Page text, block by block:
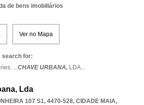
de bens imobiliários
Ver no Mapa
search for:
...CHAVE URBANA, LDA...
Lda
107 S1, 4470-528, CIDADE MAIA,